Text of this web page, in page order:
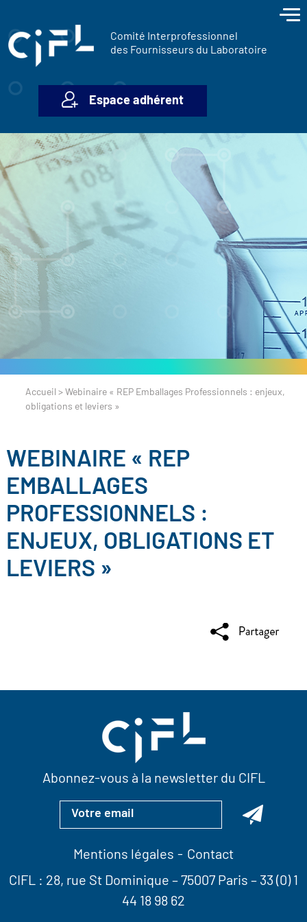
Comité Interprofessionnel
des Fournisseurs du Laboratoire
Espace adhérent
Accueil > Webinaire « REP Emballages Professionnels : enjeux,
obligations et leviers »
WEBINAIRE « REP
EMBALLAGES
PROFESSIONNELS :
ENJEUX, OBLIGATIONS ET
LEVIERS »
Abonnez-vous à la newsletter du CIFL
Mentions légales
Contact
CIFL : 28, rue St Dominique – 75007 Paris – 33 (0) 1
44 18 98 62